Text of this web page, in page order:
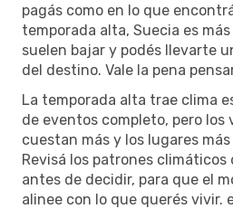
pagás como en lo que
temporada alta, Suecia es
suelen bajar y podés llevarte
del destino. Vale la pena
La temporada alta trae clima
de eventos completo, pero los
cuestan más y los lugares
Revisá los patrones climáticos
antes de decidir, para que el
alinee con lo que querés vivir.